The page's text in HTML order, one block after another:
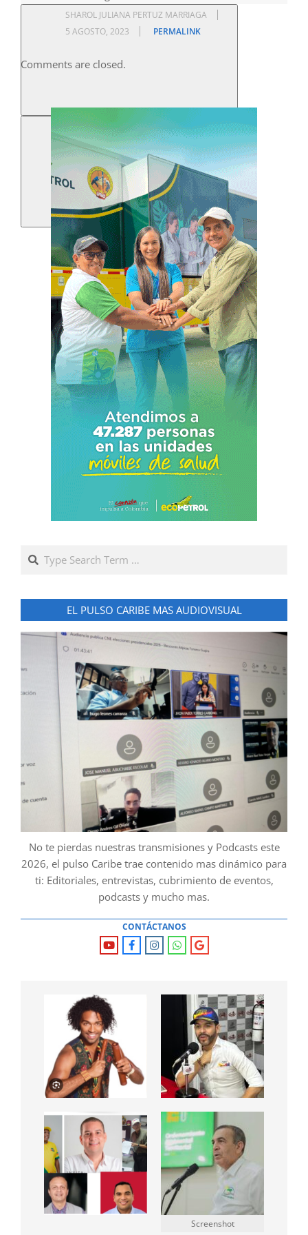
SHAROL JULIANA PERTUZ MARRIAGA
5 AGOSTO, 2023
PERMALINK
Comments are closed.
Search
EL PULSO CARIBE MAS AUDIOVISUAL
No te pierdas nuestras transmisiones y Podcasts este
2026, el pulso Caribe trae contenido mas dinámico para
ti: Editoriales, entrevistas, cubrimiento de eventos,
podcasts y mucho mas.
CONTÁCTANOS
Screenshot